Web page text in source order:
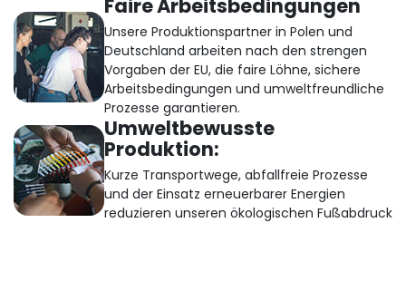
Faire Arbeitsbedingungen
Unsere Produktionspartner in Polen und
Deutschland arbeiten nach den strengen
Vorgaben der EU, die faire Löhne, sichere
Arbeitsbedingungen und umweltfreundliche
Prozesse garantieren.
Umweltbewusste
Produktion:
Kurze Transportwege, abfallfreie Prozesse
und der Einsatz erneuerbarer Energien
reduzieren unseren ökologischen Fußabdruck